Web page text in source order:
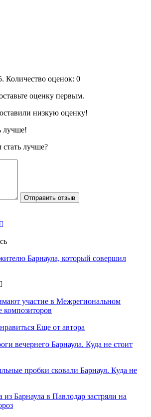
Количество оценок: 0
оценку первым.
низкую оценку!
лучше!
стать лучше?
Отправить отзыв
Барнаула, который совершил
участие в Межрегиональном
композиторов
Еще от автора
вечернего Барнаула. Куда не стоит
пробки сковали Барнаул. Куда не
Барнаула в Павлодар застряли на